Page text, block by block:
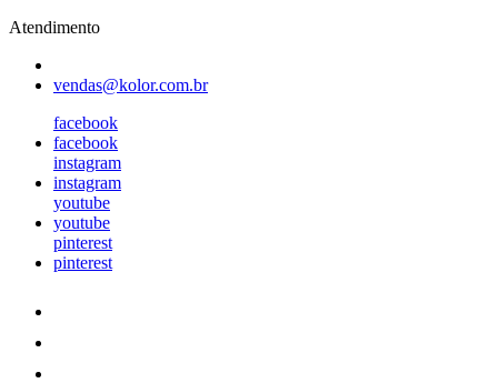
Atendimento
vendas@kolor.com.br
facebook
facebook
instagram
instagram
youtube
youtube
pinterest
pinterest